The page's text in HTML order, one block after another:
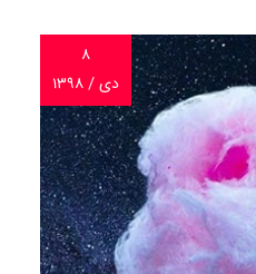
۸
دی / ۱۳۹۸